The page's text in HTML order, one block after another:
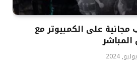
ألعاب مجانية على الكمبيوتر مع
المباشر